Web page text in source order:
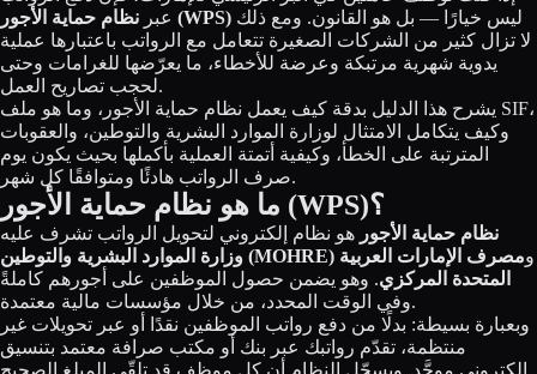
Contact Us
Sign in
عبر نظام حماية الأجور (WPS)
لا تزال كثير من الشركات الصغيرة تتعامل مع الرواتب باعتبارها عملية
يدوية شهرية مرتبكة وعرضة للأخطاء، ما يعرّضها للغرامات وحتى
لحجب تصاريح العمل.
يشرح هذا الدليل بدقة كيف يعمل نظام حماية الأجور، وما هو ملف SIF،
وكيف يتكامل الامتثال لوزارة الموارد البشرية والتوطين، والعقوبات
المترتبة على الخطأ، وكيفية أتمتة العملية بأكملها بحيث يكون يوم
صرف الرواتب هادئًا ومتوافقًا كل شهر.
ما هو نظام حماية الأجور (WPS)؟
نظام حماية الأجور هو نظام إلكتروني لتحويل الرواتب تشرف عليه
وزارة الموارد البشرية والتوطين (MOHRE)
ومصرف الإمارات العربية
المتحدة المركزي. وهو يضمن حصول الموظفين على أجورهم كاملةً
وفي الوقت المحدد، من خلال مؤسسات مالية معتمدة.
وبعبارة بسيطة: بدلًا من دفع رواتب الموظفين نقدًا أو عبر تحويلات غير
منتظمة، تقدّم رواتبك عبر بنك أو مكتب صرافة معتمد بتنسيق
إلكتروني موحَّد. ويسجّل النظام أن كل موظف قد تلقّى المبلغ الصحيح